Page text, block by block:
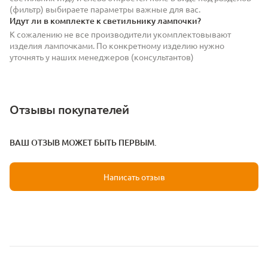
(фильтр) выбираете параметры важные для вас.
Идут ли в комплекте к светильнику лампочки?
К сожалению не все производители укомплектовывают
изделия лампочками. По конкретному изделию нужно
уточнять у наших менеджеров (консультантов)
Отзывы покупателей
ВАШ ОТЗЫВ МОЖЕТ БЫТЬ ПЕРВЫМ.
Написать отзыв